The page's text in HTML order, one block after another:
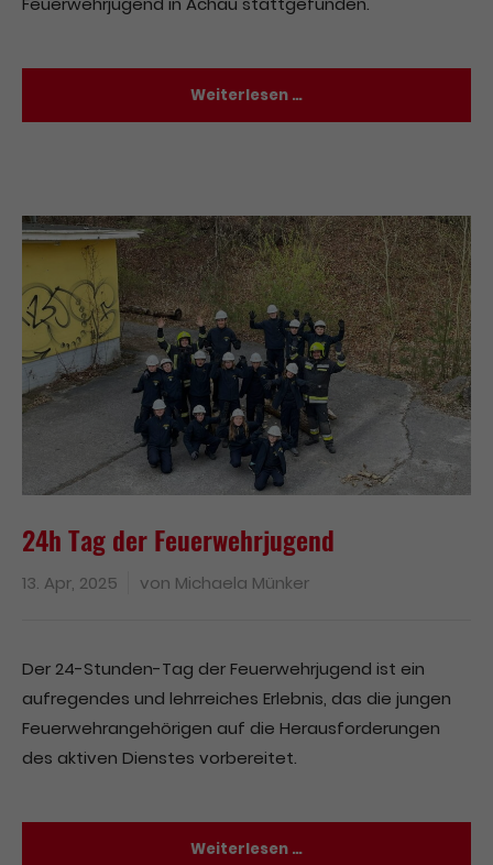
Weiterlesen …
24h Tag der Feuerwehrjugend
13. Apr, 2025 von Michaela Münker
Der 24-Stunden-Tag der Feuerwehrjugend ist ein
aufregendes und lehrreiches Erlebnis, das die jungen
Feuerwehrangehörigen auf die Herausforderungen
des aktiven Dienstes vorbereitet.
Weiterlesen …